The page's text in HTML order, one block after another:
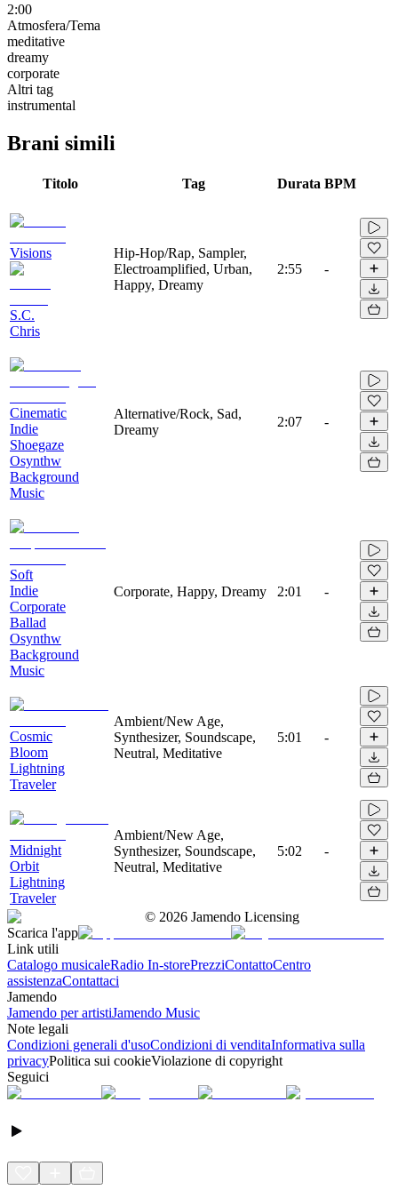
2:00
Atmosfera/Tema
meditative
dreamy
corporate
Altri tag
instrumental
Brani simili
Titolo Tag Durata BPM
Visions
S.C.
Chris
Hip-Hop/Rap, Sampler,
Electroamplified, Urban,
Happy, Dreamy
2:55 -
Cinematic
Indie
Shoegaze
Osynthw
Background
Music
Alternative/Rock, Sad,
Dreamy
2:07 -
Soft
Indie
Corporate
Ballad
Osynthw
Background
Music
Corporate, Happy, Dreamy 2:01 -
Cosmic
Bloom
Lightning
Traveler
Ambient/New Age,
Synthesizer, Soundscape,
Neutral, Meditative
5:01 -
Midnight
Orbit
Lightning
Traveler
Ambient/New Age,
Synthesizer, Soundscape,
Neutral, Meditative
5:02 -
© 2026 Jamendo Licensing
Scarica l'app
Link utili
Catalogo musicaleRadio In-storePrezziContattoCentro
assistenzaContattaci
Jamendo
Jamendo per artistiJamendo Music
Note legali
Condizioni generali d'usoCondizioni di venditaInformativa sulla
privacyPolitica sui cookieViolazione di copyright
Seguici